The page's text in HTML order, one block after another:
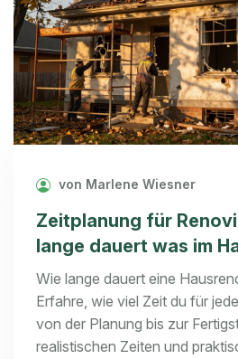
von Marlene Wiesner
Zeitplanung für
lange dauert was im
Praxisnahe Dauern für
Wie lange dauert eine
Erfahre, wie viel Zeit du für
von der Planung bis zur
realistischen Zeiten und